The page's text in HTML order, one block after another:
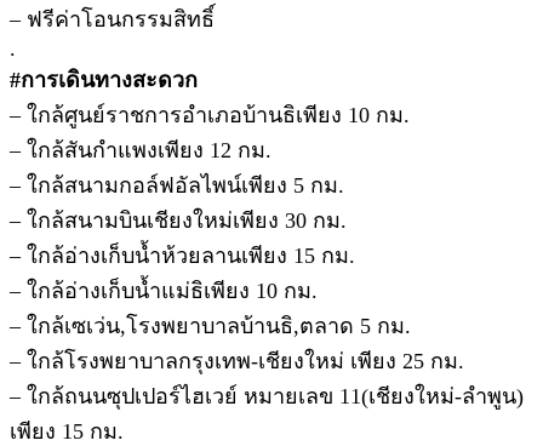
– ฟรีค่าโอนกรรมสิทธิ์
.
#การเดินทางสะดวก
– ใกล้ศูนย์ราชการอำเภอบ้านธิเพียง 10 กม.
– ใกล้สันกำแพงเพียง 12 กม.
– ใกล้สนามกอล์ฟอัลไพน์เพียง 5 กม.
– ใกล้สนามบินเชียงใหม่เพียง 30 กม.
– ใกล้อ่างเก็บน้ำห้วยลานเพียง 15 กม.
– ใกล้อ่างเก็บน้ำแม่ธิเพียง 10 กม.
– ใกล้เซเว่น,โรงพยาบาลบ้านธิ,ตลาด 5 กม.
– ใกล้โรงพยาบาลกรุงเทพ-เชียงใหม่ เพียง 25 กม.
– ใกล้ถนนซุปเปอร์ไฮเวย์ หมายเลข 11(เชียงใหม่-ลำพูน)
เพียง 15 กม.